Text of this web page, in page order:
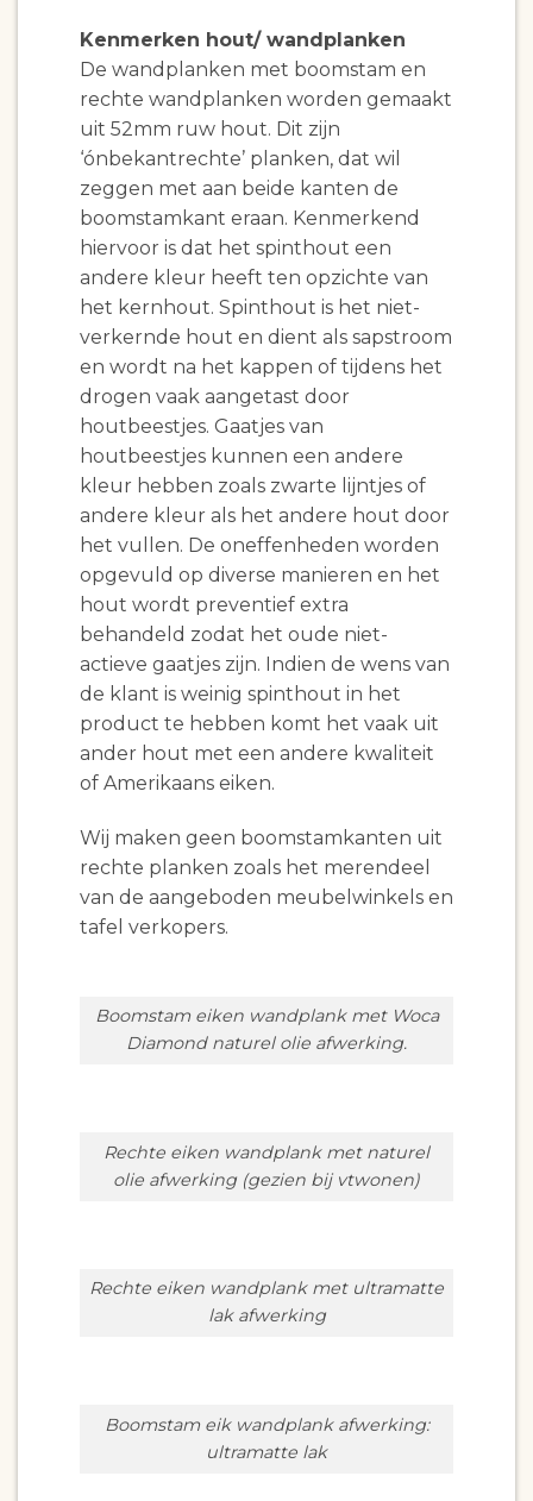
Kenmerken hout/ wandplanken
De wandplanken met boomstam en
rechte wandplanken worden gemaakt
uit 52mm ruw hout. Dit zijn
‘ónbekantrechte’ planken, dat wil
zeggen met aan beide kanten de
boomstamkant eraan. Kenmerkend
hiervoor is dat het spinthout een
andere kleur heeft ten opzichte van
het kernhout. Spinthout is het niet-
verkernde hout en dient als sapstroom
en wordt na het kappen of tijdens het
drogen vaak aangetast door
houtbeestjes. Gaatjes van
houtbeestjes kunnen een andere
kleur hebben zoals zwarte lijntjes of
andere kleur als het andere hout door
het vullen. De oneffenheden worden
opgevuld op diverse manieren en het
hout wordt preventief extra
behandeld zodat het oude niet-
actieve gaatjes zijn. Indien de wens van
de klant is weinig spinthout in het
product te hebben komt het vaak uit
ander hout met een andere kwaliteit
of Amerikaans eiken.
Wij maken geen boomstamkanten uit
rechte planken zoals het merendeel
van de aangeboden meubelwinkels en
tafel verkopers.
Boomstam eiken wandplank met Woca
Diamond naturel olie afwerking.
Rechte eiken wandplank met naturel
olie afwerking (gezien bij vtwonen)
Rechte eiken wandplank met ultramatte
lak afwerking
Boomstam eik wandplank afwerking:
ultramatte lak